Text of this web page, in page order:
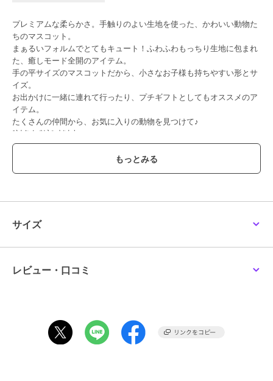
プレミアムな柔らかさ。手触りのよい生地を使った、かわいい動物た
ちのマスコット。
まぁるいフォルムでとてもキュート！ふわふわもっちり生地に包まれ
た、癒しモード全開のアイテム。
手の平サイズのマスコットだから、小さなお子様も持ちやすい形とサ
イズ。
お出かけに一緒に連れて行ったり、プチギフトとしてもオススメのア
イテム。
たくさんの仲間から、お気に入りの動物を見つけて♪
[対象年齢]6才以上
染色の性質上、多少色落ちする場合がございます。他のものと分けて
お洗濯後は速やかに形を整えて直射日光を避けて陰干ししてくださ
発生致します。
洗濯機・タンブラー乾燥機のご使用は商品を傷つける場合がございま
強い力を加えると破損する場合があります。
サイズ
レビュー・口コミ